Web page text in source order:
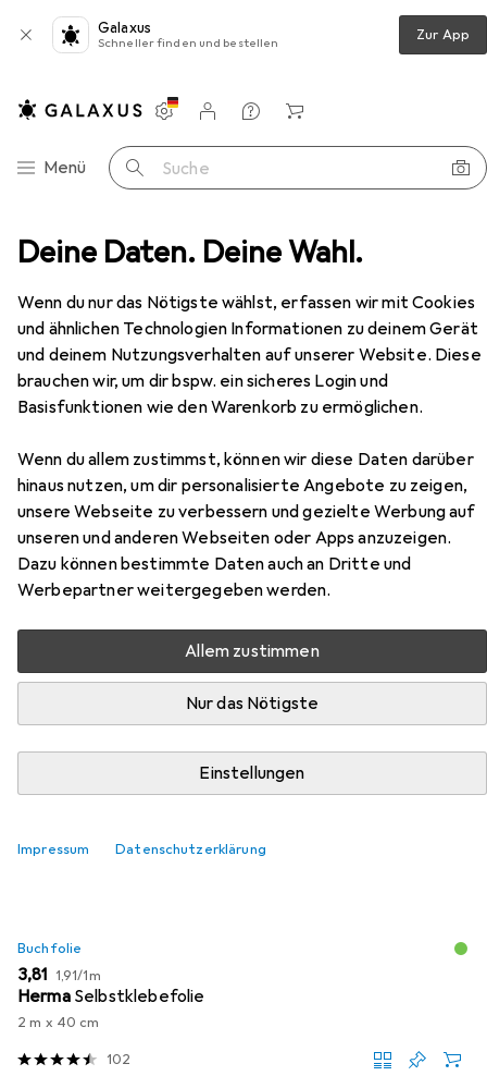
Deine Daten. Deine Wahl.
Wenn du nur das Nötigste wählst, erfassen wir mit Cookies
und ähnlichen Technologien Informationen zu deinem Gerät
und deinem Nutzungsverhalten auf unserer Website. Diese
brauchen wir, um dir bspw. ein sicheres Login und
Basisfunktionen wie den Warenkorb zu ermöglichen.
Wenn du allem zustimmst, können wir diese Daten darüber
hinaus nutzen, um dir personalisierte Angebote zu zeigen,
unsere Webseite zu verbessern und gezielte Werbung auf
unseren und anderen Webseiten oder Apps anzuzeigen.
Dazu können bestimmte Daten auch an Dritte und
Werbepartner weitergegeben werden.
Allem zustimmen
Nur das Nötigste
Einstellungen
Impressum Datenschutzerklärung
Galaxus
Schneller finden und bestellen Zur App
Navigation nach Kategorien
Menü Suche
Einstellungen
Kundenkonto
Vergleichslisten
Merklisten
Warenkorb
Ratgeber Gesundheit in die Hand nehmen
EUR
14,90
Gesundheit in die Hand nehmen
Deutsch, Nirgun W. Loh, Sakina K. Sievers, 2019
Zubehör für Gesundheit in die
Hand nehmen
Gesundheit in die Hand nehmen aus den Kategorien
Buchfolie und Schreibtisch Accessoire.
Beliebt Buchfolie Schreibtisch Accessoire
Produktliste
Buchfolie
EUR
3,81 EUR
1,91/1m
Herma Selbstklebefolie
2 m x 40 cm
102